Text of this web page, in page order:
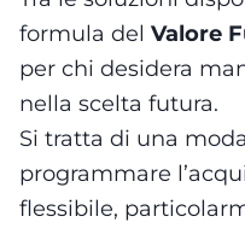
formula del Valore
per chi desidera
nella scelta futura.
Si tratta di una
programmare
flessibile,